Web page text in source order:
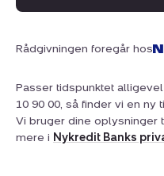
Rådgivningen foregår hos
Passer tidspunktet
10 90 00, så finder vi en ny
Vi bruger dine oplysninger
mere i Nykredit Banks